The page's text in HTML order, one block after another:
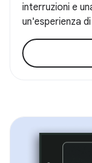
interruzioni e
un'esperienza